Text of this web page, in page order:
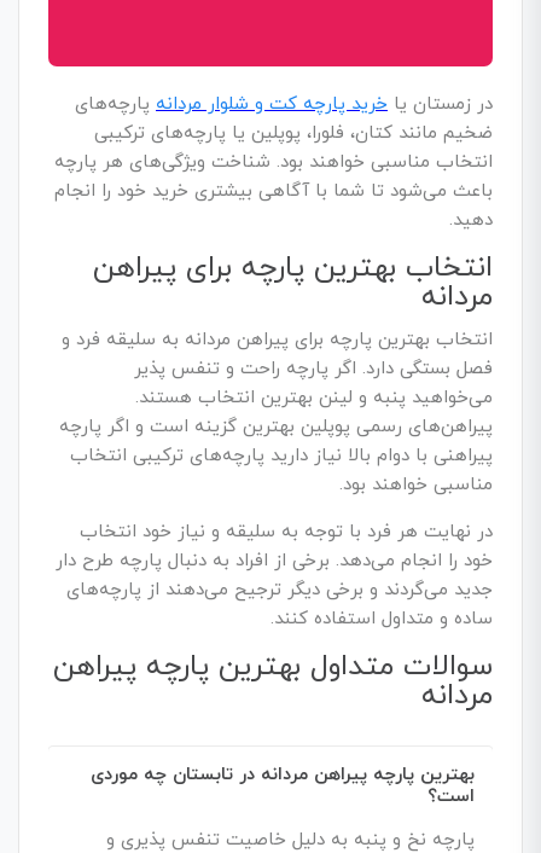
در زمستان یا خرید پارچه کت و شلوار مردانه پارچه‌های
ضخیم مانند کتان، فلورا، پوپلین یا پارچه‌های ترکیبی
انتخاب مناسبی خواهند بود. شناخت ویژگی‌های هر پارچه
باعث می‌شود تا شما با آگاهی بیشتری خرید خود را انجام
دهید.
انتخاب بهترین پارچه برای پیراهن
مردانه
انتخاب بهترین پارچه برای پیراهن مردانه به سلیقه فرد و
فصل بستگی دارد. اگر پارچه راحت و تنفس پذیر
می‌خواهید پنبه و لینن بهترین انتخاب هستند.
پیراهن‌های رسمی پوپلین بهترین گزینه است و اگر پارچه
پیراهنی با دوام بالا نیاز دارید پارچه‌های ترکیبی انتخاب
مناسبی خواهند بود.
در نهایت هر فرد با توجه به سلیقه و نیاز خود انتخاب
خود را انجام می‌دهد. برخی از افراد به دنبال پارچه طرح دار
جدید می‌گردند و برخی دیگر ترجیح می‌دهند از پارچه‌های
ساده و متداول استفاده کنند.
سوالات متداول بهترین پارچه پیراهن
مردانه
بهترین پارچه پیراهن مردانه در تابستان چه موردی
است؟
پارچه نخ و پنبه به دلیل خاصیت تنفس پذیری و